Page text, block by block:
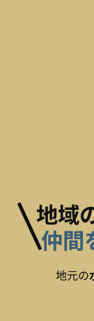
地域
仲間
地元の